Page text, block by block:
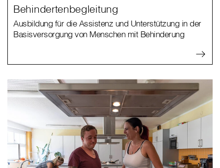
Behindertenbegleitung
Ausbildung für die Assistenz und Unterstützung in der
Basisversorgung von Menschen mit Behinderung